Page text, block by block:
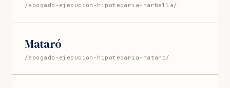
/abogado-ejecucion-hipotecaria-marbella/
Mataró
/abogado-ejecucion-hipotecaria-mataro/